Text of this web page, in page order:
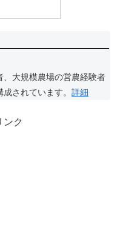
大規模農場の営農経験者
されています。 詳細
ンク